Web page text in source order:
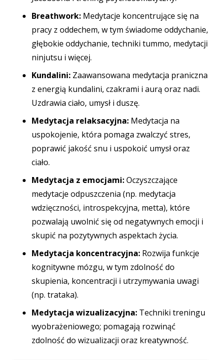
Breathwork: Medytacje koncentrujące się na
pracy z oddechem, w tym świadome oddychanie,
głębokie oddychanie, techniki tummo, medytacji
ninjutsu i więcej.
Kundalini: Zaawansowana medytacja praniczna
z energią kundalini, czakrami i aurą oraz nadi.
Uzdrawia ciało, umysł i duszę.
Medytacja relaksacyjna: Medytacja na
uspokojenie, która pomaga zwalczyć stres,
poprawić jakość snu i uspokoić umysł oraz
ciało.
Medytacja z emocjami:Oczyszczające
medytacje odpuszczenia (np. medytacja
wdzięczności, introspekcyjna, metta), które
pozwalają uwolnić się od negatywnych emocji i
skupić na pozytywnych aspektach życia.
Medytacja koncentracyjna: Rozwija funkcje
kognitywne mózgu, w tym zdolność do
skupienia, koncentracji i utrzymywania uwagi
(np. trataka).
Medytacja wizualizacyjna: Techniki treningu
wyobrażeniowego; pomagają rozwinąć
zdolność do wizualizacji oraz kreatywność.